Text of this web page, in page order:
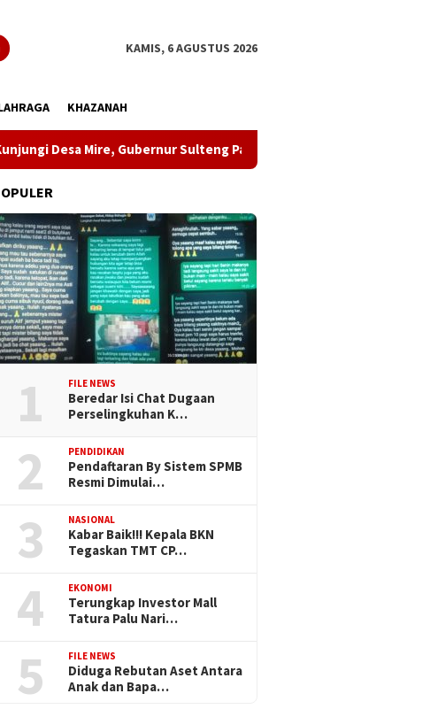
KAMIS, 6 AGUSTUS 2026
KHAZANAH
Mire, Gubernur Sulteng Pastikan Pembangunan Menjangkau Pelosok
1 FILE NEWS
Beredar Isi Chat Dugaan
Perselingkuhan K…
2 PENDIDIKAN
Pendaftaran By Sistem SPMB
Resmi Dimulai…
3 NASIONAL
Kabar Baik!!! Kepala BKN
Tegaskan TMT CP…
4 EKONOMI
Terungkap Investor Mall
Tatura Palu Nari…
5 FILE NEWS
Diduga Rebutan Aset Antara
Anak dan Bapa…